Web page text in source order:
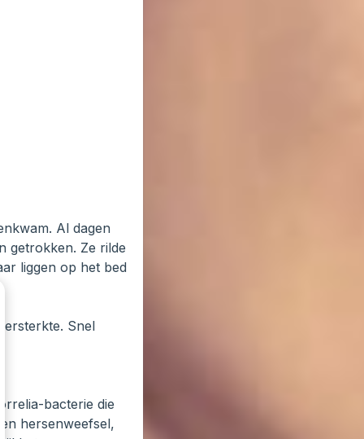
Al dagen
getrokken. Ze rilde
liggen op het bed
Snel
bacterie die
hersenweefsel,